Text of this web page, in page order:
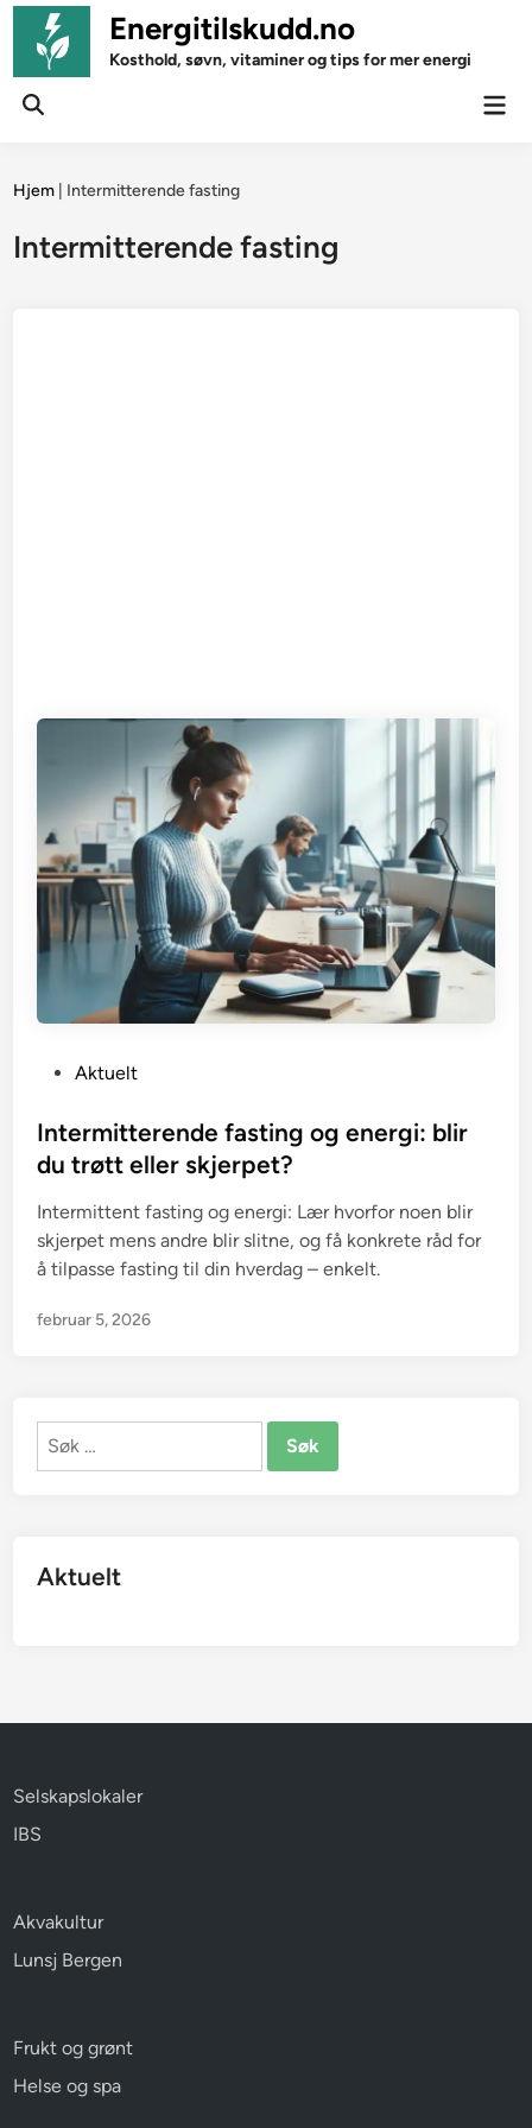
Skip
content
Energitilskudd.no
Kosthold, søvn, vitaminer og tips for mer energi
Open
Hjem Intermitterende fasting
Intermitterende fasting
s
t
d
i
n
Aktuelt
Intermitterende fasting og energi: blir
du trøtt eller skjerpet?
Intermittent fasting og energi: Lær hvorfor noen blir
skjerpet mens andre blir slitne, og få konkrete råd for
å tilpasse fasting til din hverdag – enkelt.
februar 5, 2026
Søk
Aktuelt
Selskapslokaler
IBS
Akvakultur
Lunsj Bergen
Frukt og grønt
Helse og spa